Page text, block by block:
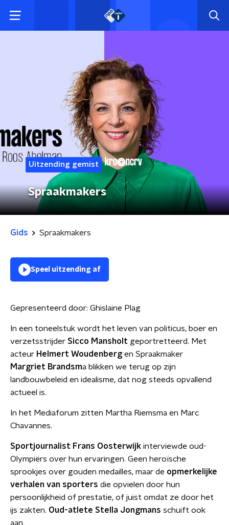
Uitzending gemist
Spraakmakers
Gids Spraakmakers
Speel uitzending af
Gepresenteerd door: Ghislaine Plag
In een toneelstuk wordt het leven van politicus, boer en
verzetsstrijder Sicco Mansholt geportretteerd. Met
acteur Helmert Woudenbergen Spraakmaker
Margriet Brandsma blikken we terug op zijn
landbouwbeleid en idealisme, dat nog steeds opvallend
actueel is.
In het Mediaforum zitten Martha Riemsma en Marc
Chavannes.
Sportjournalist Frans Oosterwijk interviewde oud-
Olympiërs over hun ervaringen. Geen heroïsche
sprookjes over gouden medailles, maar de opmerkelijke
verhalen van sporters die opvielen door hun
persoonlijkheid of prestatie, of juist omdat ze door het
ijs zakten. Oud-atlete Stella Jongmans schuift ook
aan.